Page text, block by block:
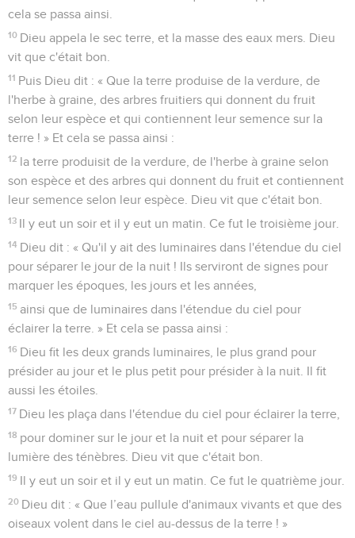
cela se passa ainsi.
10 Dieu appela le sec terre, et la masse des eaux mers. Dieu
vit que c'était bon.
11 Puis Dieu dit : « Que la terre produise de la verdure, de
l'herbe à graine, des arbres fruitiers qui donnent du fruit
selon leur espèce et qui contiennent leur semence sur la
terre ! » Et cela se passa ainsi :
12 la terre produisit de la verdure, de l'herbe à graine selon
son espèce et des arbres qui donnent du fruit et contiennent
leur semence selon leur espèce. Dieu vit que c'était bon.
13 Il y eut un soir et il y eut un matin. Ce fut le troisième jour.
14 Dieu dit : « Qu'il y ait des luminaires dans l'étendue du ciel
pour séparer le jour de la nuit ! Ils serviront de signes pour
marquer les époques, les jours et les années,
15 ainsi que de luminaires dans l'étendue du ciel pour
éclairer la terre. » Et cela se passa ainsi :
16 Dieu fit les deux grands luminaires, le plus grand pour
présider au jour et le plus petit pour présider à la nuit. Il fit
aussi les étoiles.
17 Dieu les plaça dans l'étendue du ciel pour éclairer la terre,
18 pour dominer sur le jour et la nuit et pour séparer la
lumière des ténèbres. Dieu vit que c'était bon.
19 Il y eut un soir et il y eut un matin. Ce fut le quatrième jour.
20 Dieu dit : « Que l’eau pullule d'animaux vivants et que des
oiseaux volent dans le ciel au-dessus de la terre ! »